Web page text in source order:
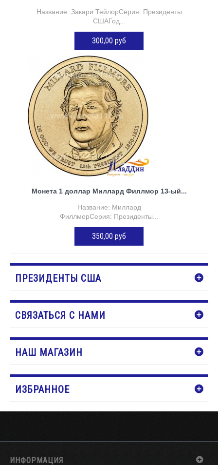
Название: Закари ТейлорСерия: Президенты
СШАГод...
300,00 руб
ДОБАВИТЬ В КОРЗИНУ
Монета 1 доллар Миллард Филлмор 13-ый...
Название: Миллард
ФиллморСерия: Президенты...
350,00 руб
ПРЕЗИДЕНТЫ США
СВЯЗАТЬСЯ С НАМИ
НАШ МАГАЗИН
ИЗБРАННОЕ
ИНФОРМАЦИЯ